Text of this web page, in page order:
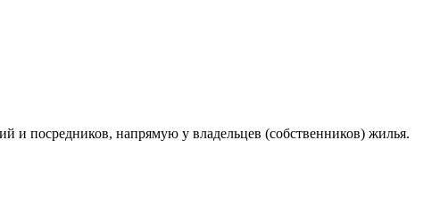
и посредников, напрямую у владельцев (собственников) жилья.